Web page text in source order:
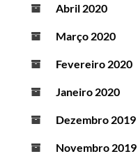
Abril 2020
Março 2020
Fevereiro 2020
Janeiro 2020
Dezembro 2019
Novembro 2019